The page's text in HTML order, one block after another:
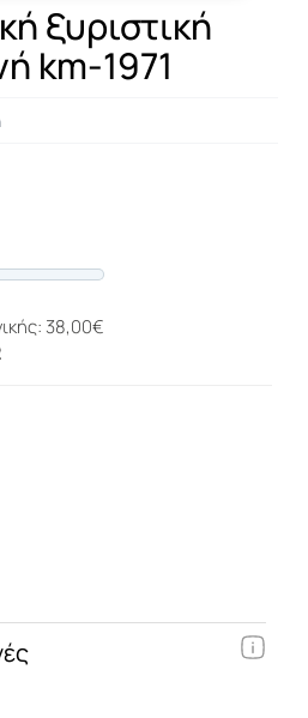
ξυριστική
km-1971
38,00€